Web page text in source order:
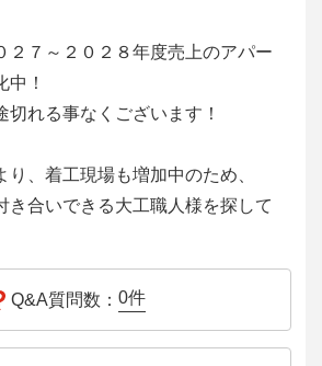
２７～２０２８年度売上のアパー
中！
切れる事なくございます！
り、着工現場も増加中のため、
き合いできる大工職人様を探して
Q&A質問数： 0件